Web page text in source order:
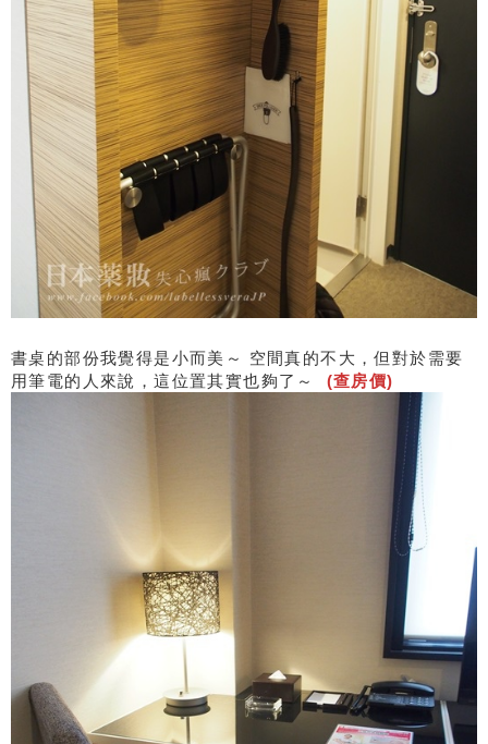
書桌的部份我覺得是小而美～ 空間真的不大，但對於需要
用筆電的人來說，這位置其實也夠了～ (查房價)